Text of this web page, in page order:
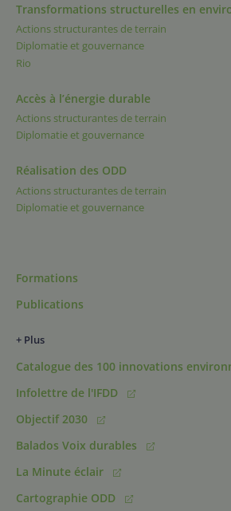
Transformations structurelles en
Actions structurantes de terrain
Diplomatie et gouvernance
Rio
Accès à l’énergie durable
Actions structurantes de terrain
Diplomatie et gouvernance
Réalisation des ODD
Actions structurantes de terrain
Diplomatie et gouvernance
Formations
Publications
+ Plus
Catalogue des 100 innovations
Infolettre de l'IFDD
Objectif 2030
Balados Voix durables
La Minute éclair
Cartographie ODD